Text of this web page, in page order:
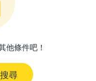
他條件吧！
尋